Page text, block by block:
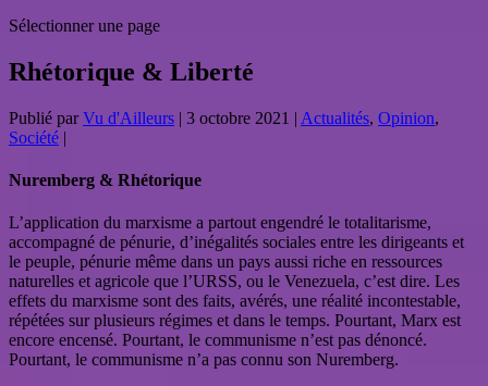
Sélectionner une page
Rhétorique & Liberté
Publié parVu d'Ailleurs | 3 octobre 2021 | Actualités, Opinion,
Société |
Nuremberg & Rhétorique
L’application du marxisme a partout engendré le totalitarisme,
accompagné de pénurie, d’inégalités sociales entre les dirigeants et
le peuple, pénurie même dans un pays aussi riche en ressources
naturelles et agricole que l’URSS, ou le Venezuela, c’est dire. Les
effets du marxisme sont des faits, avérés, une réalité incontestable,
répétées sur plusieurs régimes et dans le temps. Pourtant, Marx est
encore encensé. Pourtant, le communisme n’est pas dénoncé.
Pourtant, le communisme n’a pas connu son Nuremberg.